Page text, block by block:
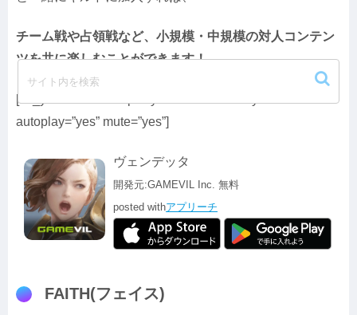
チーム戦や占領戦など、小規模・中規模の対人コンテン
ツを共に楽しむことができます！
[su_youtube url=”https://youtu.be/RHnz2GyJ7z0″
autoplay=”yes” mute=”yes”]
ヴェンデッタ
開発元:GAMEVIL Inc. 無料
posted withアプリーチ
FAITH(フェイス)